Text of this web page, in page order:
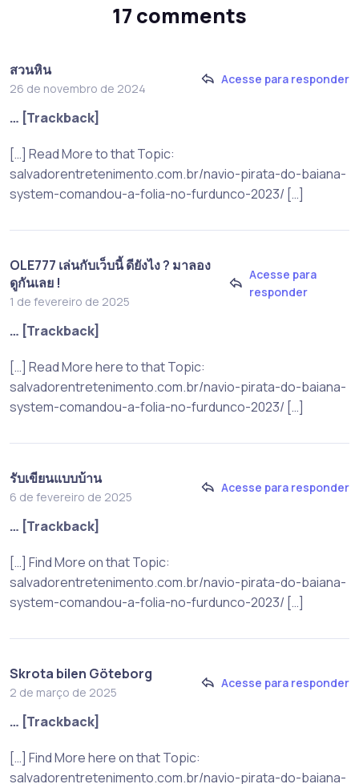
17 comments
สวนหิน
26 de novembro de 2024
Acesse para responder
… [Trackback]
[…] Read More to that Topic:
salvadorentretenimento.com.br/navio-pirata-do-baiana-
system-comandou-a-folia-no-furdunco-2023/ […]
OLE777 เล่นกับเว็บนี้ ดียังไง ? มาลอง
ดูกันเลย !
1 de fevereiro de 2025
Acesse para
responder
… [Trackback]
[…] Read More here to that Topic:
salvadorentretenimento.com.br/navio-pirata-do-baiana-
system-comandou-a-folia-no-furdunco-2023/ […]
รับเขียนแบบบ้าน
6 de fevereiro de 2025
Acesse para responder
… [Trackback]
[…] Find More on that Topic:
salvadorentretenimento.com.br/navio-pirata-do-baiana-
system-comandou-a-folia-no-furdunco-2023/ […]
Skrota bilen Göteborg
2 de março de 2025
Acesse para responder
… [Trackback]
[…] Find More here on that Topic:
salvadorentretenimento.com.br/navio-pirata-do-baiana-